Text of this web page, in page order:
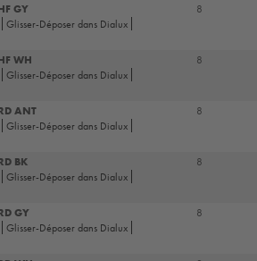
GY
Glisser-Déposer dans Dialux
8
WH
Glisser-Déposer dans Dialux
8
ANT
Glisser-Déposer dans Dialux
8
BK
Glisser-Déposer dans Dialux
8
GY
Glisser-Déposer dans Dialux
8